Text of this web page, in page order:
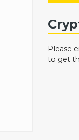
Please
to get